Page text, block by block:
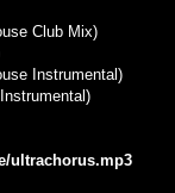
Club Mix)
Instrumental)
ultrachorus.mp3